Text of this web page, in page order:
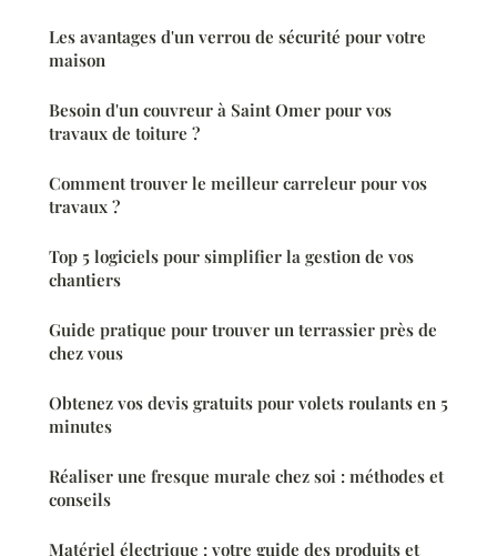
Les avantages d'un verrou de sécurité pour votre
maison
Besoin d'un couvreur à Saint Omer pour vos
travaux de toiture ?
Comment trouver le meilleur carreleur pour vos
travaux ?
Top 5 logiciels pour simplifier la gestion de vos
chantiers
Guide pratique pour trouver un terrassier près de
chez vous
Obtenez vos devis gratuits pour volets roulants en 5
minutes
Réaliser une fresque murale chez soi : méthodes et
conseils
Matériel électrique : votre guide des produits et